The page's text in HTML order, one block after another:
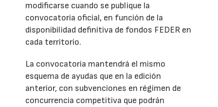
modificarse cuando se publique la
convocatoria oficial, en función de la
disponibilidad definitiva de fondos FEDER en
cada territorio.
La convocatoria mantendrá el mismo
esquema de ayudas que en la edición
anterior, con subvenciones en régimen de
concurrencia competitiva que podrán